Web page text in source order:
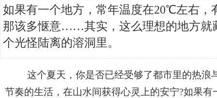
如果有一个地方，常年温度在20℃左右，
那该多惬意……其实，这么理想的地方就
个光怪陆离的溶洞里。
这个夏天，你是否已经受够了都市里的热浪
节奏的生活，在山水间获得心灵上的安宁?如果